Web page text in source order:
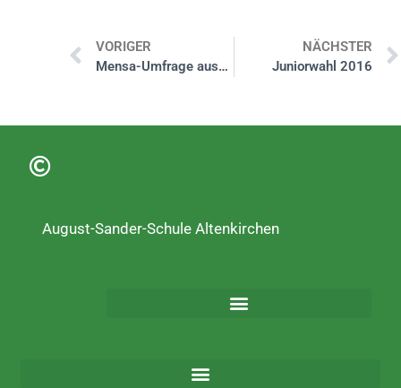
VORIGER
Mensa-Umfrage ausgewertet
NÄCHSTER
Juniorwahl 2016
August-Sander-Schule Altenkirchen